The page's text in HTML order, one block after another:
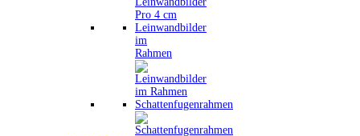
Leinwandbilder
im
Rahmen
Schattenfugenrahmen